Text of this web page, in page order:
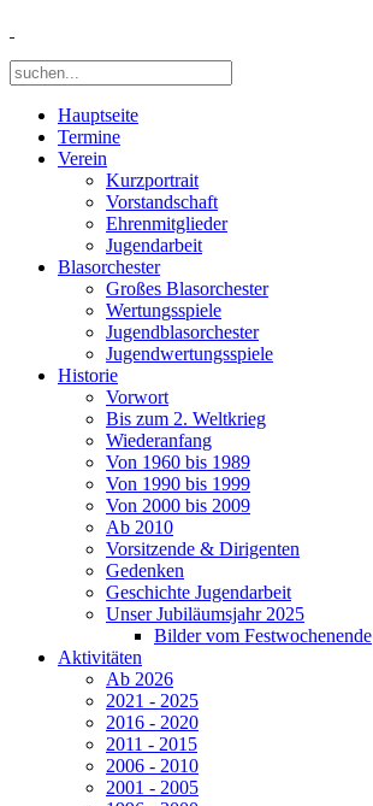
Hauptseite
Termine
Verein
Kurzportrait
Vorstandschaft
Ehrenmitglieder
Jugendarbeit
Blasorchester
Großes Blasorchester
Wertungsspiele
Jugendblasorchester
Jugendwertungsspiele
Historie
Vorwort
Bis zum 2. Weltkrieg
Wiederanfang
Von 1960 bis 1989
Von 1990 bis 1999
Von 2000 bis 2009
Ab 2010
Vorsitzende & Dirigenten
Gedenken
Geschichte Jugendarbeit
Unser Jubiläumsjahr 2025
Bilder vom Festwochenende
Aktivitäten
Ab 2026
2021 - 2025
2016 - 2020
2011 - 2015
2006 - 2010
2001 - 2005